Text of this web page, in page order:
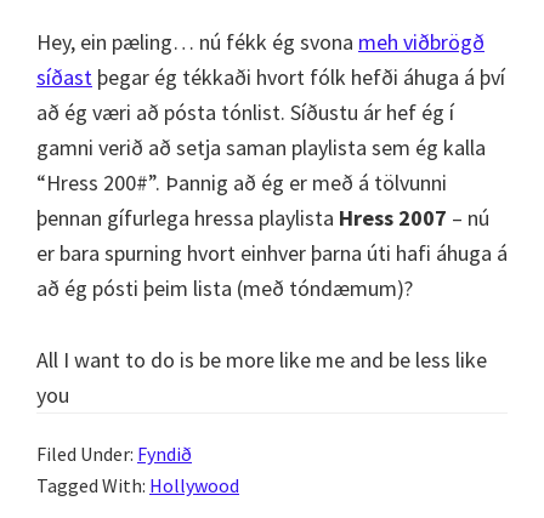
Hey, ein pæling… nú fékk ég svona meh viðbrögð
síðast þegar ég tékkaði hvort fólk hefði áhuga á því
að ég væri að pósta tónlist. Síðustu ár hef ég í
gamni verið að setja saman playlista sem ég kalla
“Hress 200#”. Þannig að ég er með á tölvunni
þennan gífurlega hressa playlista Hress 2007 – nú
er bara spurning hvort einhver þarna úti hafi áhuga á
að ég pósti þeim lista (með tóndæmum)?
All I want to do is be more like me and be less like
you
Filed Under: Fyndið
Tagged With: Hollywood